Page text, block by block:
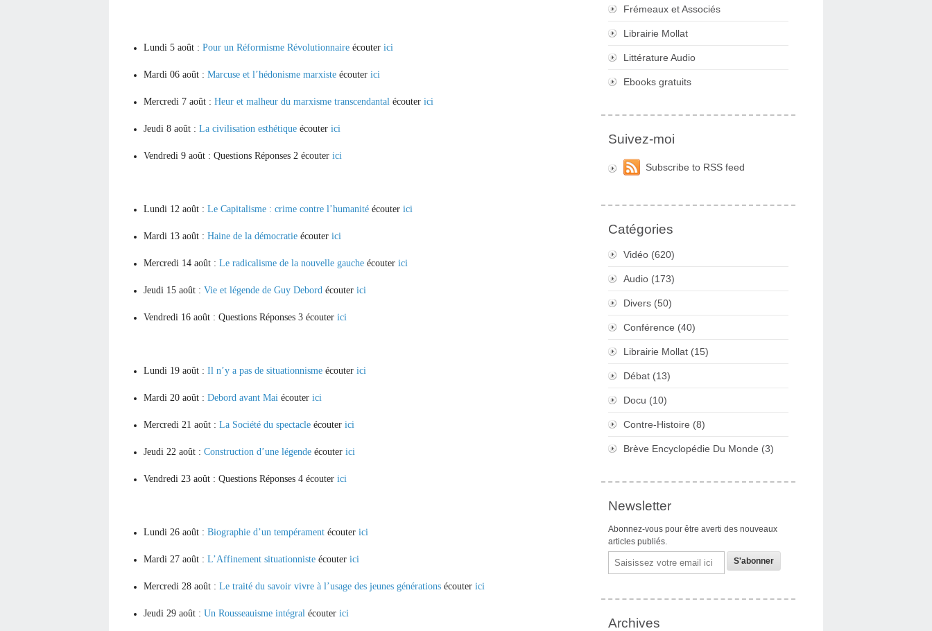
Lundi 5 août : Pour un Réformisme Révolutionnaire écouter ici
Mardi 06 août : Marcuse et l’hédonisme marxiste écouter ici
Mercredi 7 août : Heur et malheur du marxisme transcendantal écouter ici
Jeudi 8 août : La civilisation esthétique écouter ici
Vendredi 9 août : Questions Réponses 2 écouter ici
Lundi 12 août : Le Capitalisme : crime contre l’humanité écouter ici
Mardi 13 août : Haine de la démocratie écouter ici
Mercredi 14 août : Le radicalisme de la nouvelle gauche écouter ici
Jeudi 15 août : Vie et légende de Guy Debord écouter ici
Vendredi 16 août : Questions Réponses 3 écouter ici
Lundi 19 août : Il n’y a pas de situationnisme écouter ici
Mardi 20 août : Debord avant Mai écouter ici
Mercredi 21 août : La Société du spectacle écouter ici
Jeudi 22 août : Construction d’une légende écouter ici
Vendredi 23 août : Questions Réponses 4 écouter ici
Lundi 26 août : Biographie d’un tempérament écouter ici
Mardi 27 août : L’Affinement situationniste écouter ici
Mercredi 28 août : Le traité du savoir vivre à l’usage des jeunes générations écouter ici
Jeudi 29 août : Un Rousseauisme intégral écouter ici
Frémeaux et Associés
Librairie Mollat
Littérature Audio
Ebooks gratuits
Suivez-moi
Subscribe to RSS feed
Catégories
Vidéo (620)
Audio (173)
Divers (50)
Conférence (40)
Librairie Mollat (15)
Débat (13)
Docu (10)
Contre-Histoire (8)
Brève Encyclopédie Du Monde (3)
Newsletter
Abonnez-vous pour être averti des nouveaux
articles publiés.
Email
Archives